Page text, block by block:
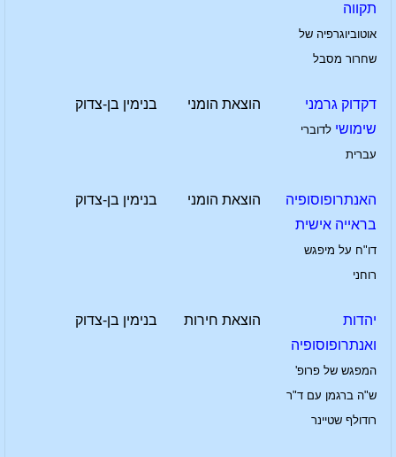
תקווה
אוטוביוגרפיה של
שחרור מסבל
דקדוק גרמני
שימושי לדוברי
עברית
הוצאת הומני בנימין בן-צדוק
האנתרופוסופיה
בראייה אישית
דו"ח על מיפגש
רוחני
הוצאת הומני בנימין בן-צדוק
יהדות
ואנתרופוסופיה
המפגש של פרופ'
ש"ה ברגמן עם ד"ר
רודולף שטיינר
הוצאת חירות בנימין בן-צדוק